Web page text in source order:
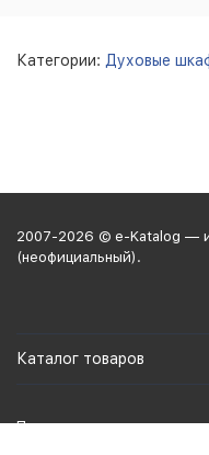
Категории: Духовые
2007-2026 © e-Katalog —
(неофициальный).
Каталог товаров
Политика персональных